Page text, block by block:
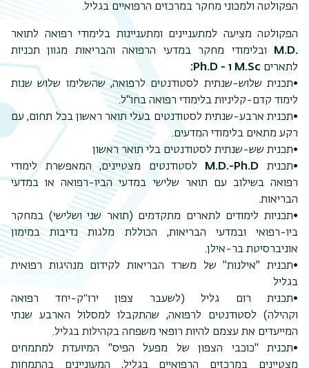
הפקולטה ולמכוני מחקר במרכזים הרפואיים בגליל.
הפקולטה מציעה למתעניינים ומתעניינות בלימודי רפואה לתואר
.
M.D
ובלימודי מחקר במדעי הרפואה והבריאות מגוון תכניות
לתארים M.Sc ו - Ph.D:
•תכנית שלוש-שנתית לסטודנטים לרפואה, שהשלימו שלוש שנות
לימוד קדם-קליניות בלימודי רפואה בחו"ל.
•תכנית ארבע-שנתית לסטודנטים בעלי תואר ראשון בכל תחום, עם
רקע מתאים בלימודי המדעים.
•תכנית שש-שנתית לסטודנטים בלי תואר ראשון
•תכנית M.D.-Ph.D
לסטודנטים מצטיינים, המאפשרת לימודי
רפואה בשילוב עם תואר שלישי במדעי הביו-רפואה או במדעי
הבריאות.
•תכניות לימודים לתארים מתקדמים (תואר שני ושלישי) במחקר
ביו-רפואי ובמדעי הבריאות, הכוללת מלגות נדיבות במימון
אוניברסיטת בר-אילן.
•תכנית "אילנות" של משרד הבריאות לקידום מנהיגות רפואית
בגליל
•תכנית רום גליל (לשעבר צפון ירו״ק-יחד רפואה
וקהילה) לסטודנטים לרפואה, שהתקבלו למסלול הארבע שנתי
המייעדים את עצמם להיות רופאי משפחה בקהילות בגליל.
•תכנית "כוכבי הצפון של מפעל הפיס" המיועדת למתמחים
מצטיינים במרכזים הרפואיים בגליל, המעוניינים בהתמחות